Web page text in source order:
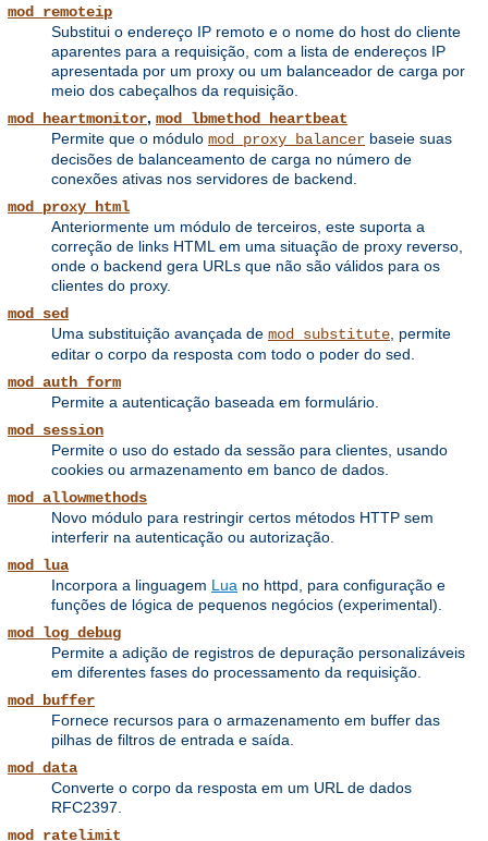
mod_remoteip
Substitui o endereço IP remoto e o nome do host do cliente
aparentes para a requisição, com a lista de endereços IP
apresentada por um proxy ou um balanceador de carga por
meio dos cabeçalhos da requisição.
mod_heartmonitor, mod_lbmethod_heartbeat
Permite que o módulo mod_proxy_balancer baseie suas
decisões de balanceamento de carga no número de
conexões ativas nos servidores de backend.
mod_proxy_html
Anteriormente um módulo de terceiros, este suporta a
correção de links HTML em uma situação de proxy reverso,
onde o backend gera URLs que não são válidos para os
clientes do proxy.
mod_sed
Uma substituição avançada de mod_substitute, permite
editar o corpo da resposta com todo o poder do sed.
mod_auth_form
Permite a autenticação baseada em formulário.
mod_session
Permite o uso do estado da sessão para clientes, usando
cookies ou armazenamento em banco de dados.
mod_allowmethods
Novo módulo para restringir certos métodos HTTP sem
interferir na autenticação ou autorização.
mod_lua
Incorpora a linguagem Lua no httpd, para configuração e
funções de lógica de pequenos negócios (experimental).
mod_log_debug
Permite a adição de registros de depuração personalizáveis ​​
em diferentes fases do processamento da requisição.
mod_buffer
Fornece recursos para o armazenamento em buffer das
pilhas de filtros de entrada e saída.
mod_data
Converte o corpo da resposta em um URL de dados
RFC2397.
mod_ratelimit